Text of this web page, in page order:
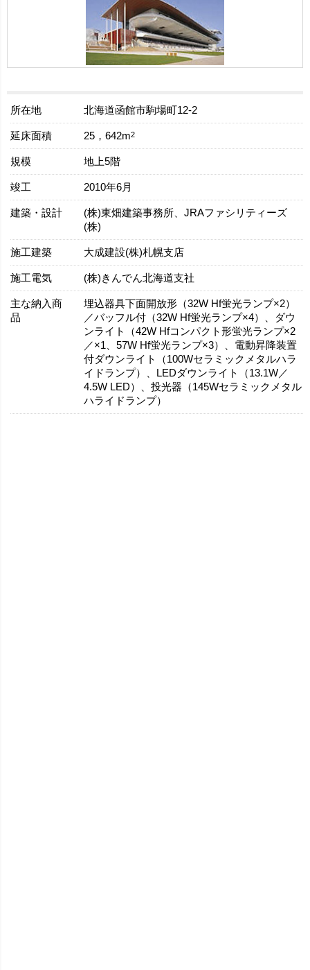
所在地 北海道函館市駒場町12-2
延床面積 25，642m2
規模 地上5階
竣工 2010年6月
建築・設計
(株)東畑建築事務所、JRAファシリティーズ
(株)
施工建築 大成建設(株)札幌支店
施工電気 (株)きんでん北海道支社
主な納入商
品
埋込器具下面開放形（32W Hf蛍光ランプ×2）
／バッフル付（32W Hf蛍光ランプ×4）、ダウ
ンライト（42W Hfコンパクト形蛍光ランプ×2
／×1、57W Hf蛍光ランプ×3）、電動昇降装置
付ダウンライト（100Wセラミックメタルハラ
イドランプ）、LEDダウンライト（13.1W／
4.5W LED）、投光器（145Wセラミックメタル
ハライドランプ）